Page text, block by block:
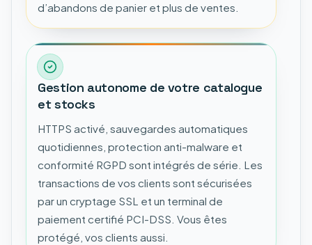
d’abandons de panier et plus de ventes.
Gestion autonome de votre catalogue
et stocks
HTTPS activé, sauvegardes automatiques
quotidiennes, protection anti-malware et
conformité RGPD sont intégrés de série. Les
transactions de vos clients sont sécurisées
par un cryptage SSL et un terminal de
paiement certifié PCI-DSS. Vous êtes
protégé, vos clients aussi.